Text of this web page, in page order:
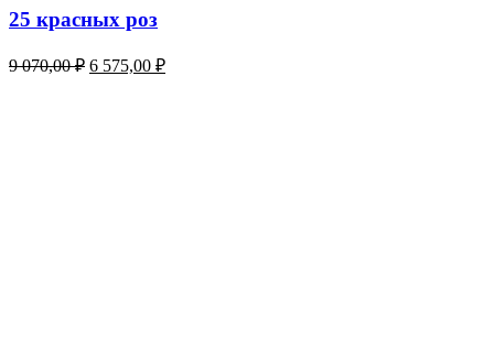
25 красных роз
9 070,00₽ Первоначальная
6 575,00 ₽Текущая